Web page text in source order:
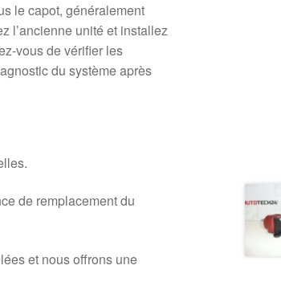
le capot, généralement
l’ancienne unité et installez
vous de vérifier les
du système après
de remplacement du
et nous offrons une